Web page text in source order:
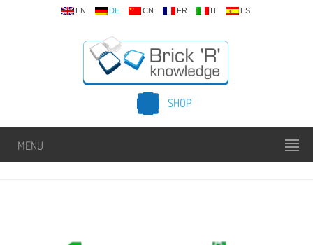
EN DE CN FR IT ES
SHOP
MENU